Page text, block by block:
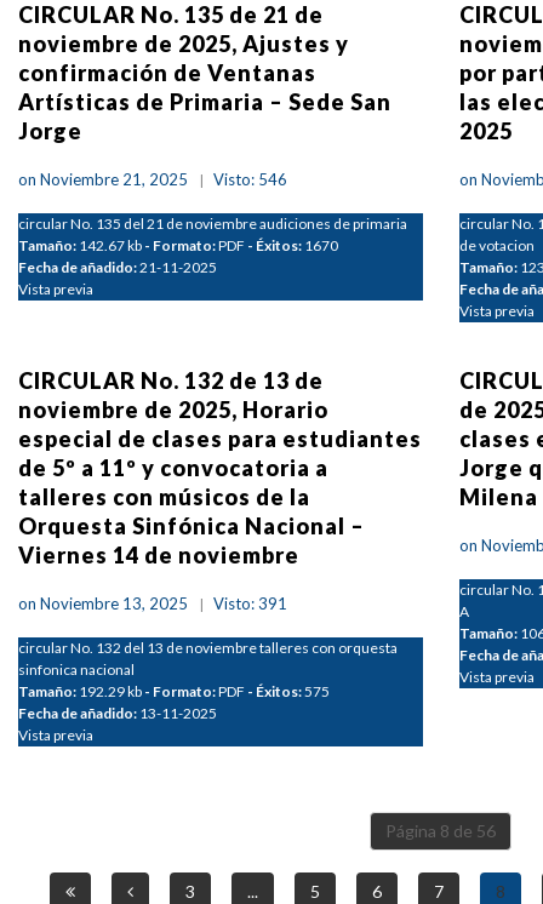
CIRCULAR No. 135 de 21 de
noviembre de 2025, Ajustes y
confirmación de Ventanas
Artísticas de Primaria – Sede San
Jorge
on Noviembre 21, 2025 Visto: 546
circular No. 135 del 21 de noviembre audiciones de primaria
Tamaño: 142.67 kb - Formato:PDF - Éxitos: 1670
Fecha de añadido:21-11-2025
Vista previa
por
las
2025
on
circular No.
de votacion
Tamaño:
Fecha de
Vista previa
CIRCULAR No. 132 de 13 de
noviembre de 2025, Horario
especial de clases para estudiantes
de 5º a 11º y convocatoria a
talleres con músicos de la
Orquesta Sinfónica Nacional –
Viernes 14 de noviembre
on Noviembre 13, 2025 Visto: 391
circular No. 132 del 13 de noviembre talleres con orquesta
sinfonica nacional
Tamaño: 192.29 kb - Formato:PDF - Éxitos:575
Fecha de añadido: 13-11-2025
Vista previa
de
clases
Jorge
Milena
on
circular No.
A
Tamaño:
Fecha de
Vista previa
Página 8 de 56
3 ... 5 6 7 8